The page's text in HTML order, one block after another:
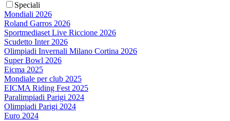
Speciali
Mondiali 2026
Roland Garros 2026
Sportmediaset Live Riccione 2026
Scudetto Inter 2026
Olimpiadi Invernali Milano Cortina 2026
Super Bowl 2026
Eicma 2025
Mondiale per club 2025
EICMA Riding Fest 2025
Paralimpiadi Parigi 2024
Olimpiadi Parigi 2024
Euro 2024